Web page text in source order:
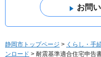
静岡市トップページ > くらし・手
ンロード > 耐震基準適合住宅申告